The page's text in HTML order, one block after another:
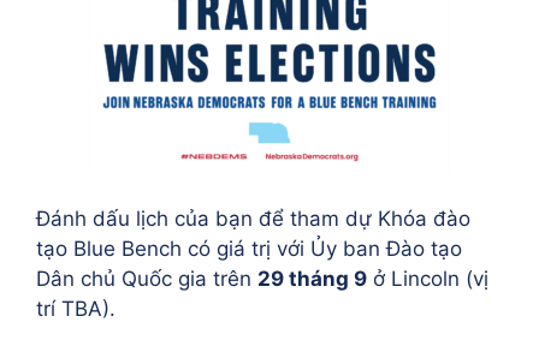
Đánh dấu lịch của bạn để tham dự Khóa đào
tạo Blue Bench có giá trị với Ủy ban Đào tạo
Dân chủ Quốc gia trên 29 tháng 9 ở Lincoln (vị
trí TBA).